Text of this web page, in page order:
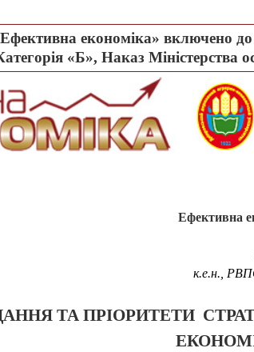
економіка» включено
«Б», Наказ Міністерства
Ефективна
к.е.н.,
ТА ПРІОРИТЕТИ